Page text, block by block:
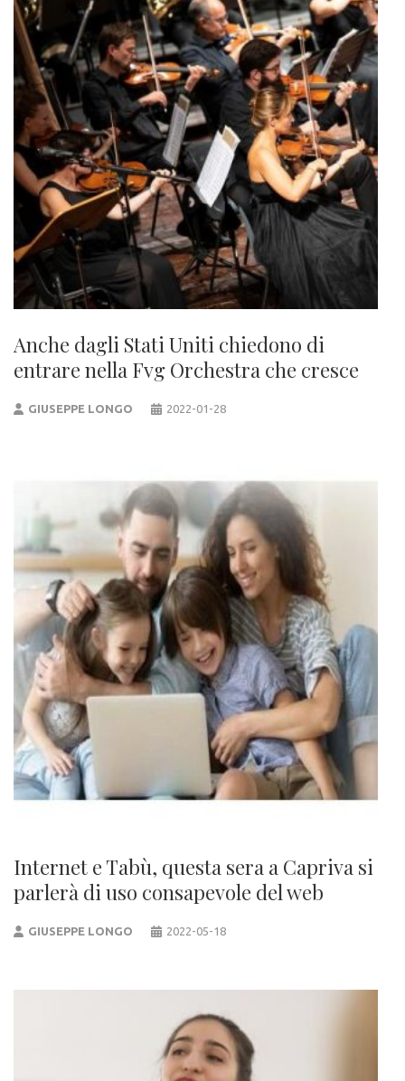
Anche dagli Stati Uniti chiedono di
entrare nella Fvg Orchestra che cresce
GIUSEPPE LONGO 2022-01-28
Internet e Tabù, questa sera a Capriva si
parlerà di uso consapevole del web
GIUSEPPE LONGO 2022-05-18